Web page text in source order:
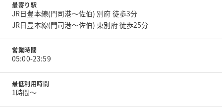
最寄り駅
JR日豊本線(門司港～佐伯) 別府 徒歩3分
JR日豊本線(門司港～佐伯) 東別府 徒歩25分
営業時間
05:00-23:59
最低利用時間
1時間〜